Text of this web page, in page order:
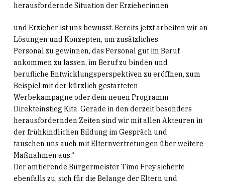
herausfordernde Situation der Erzieherinnen
und Erzieher ist uns bewusst. Bereits jetzt arbeiten wir an
Lösungen und Konzepten, um zusätzliches
Personal zu gewinnen, das Personal gut im Beruf
ankommen zu lassen, im Beruf zu binden und
berufliche Entwicklungsperspektiven zu eröffnen, zum
Beispiel mit der kürzlich gestarteten
Werbekampagne oder dem neuen Programm
Direkteinstieg Kita. Gerade in den derzeit besonders
herausfordernden Zeiten sind wir mit allen Akteuren in
der frühkindlichen Bildung im Gespräch und
tauschen uns auch mit Elternvertretungen über weitere
Maßnahmen aus.“
Der amtierende Bürgermeister Timo Frey sicherte
ebenfalls zu, sich für die Belange der Eltern und